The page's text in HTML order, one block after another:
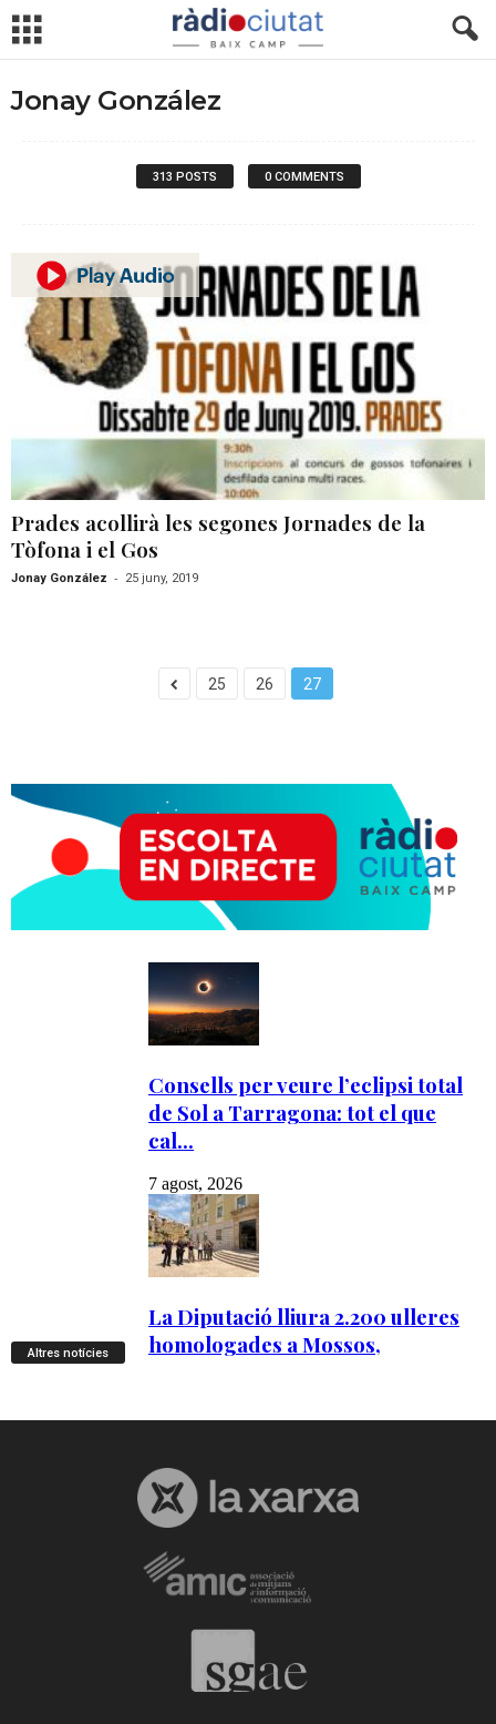
Jonay González
313 POSTS 0 COMMENTS
Prades acollirà les segones Jornades de la
Tòfona i el Gos
Jonay González - 25 juny, 2019
25 26 27
Altres notícies